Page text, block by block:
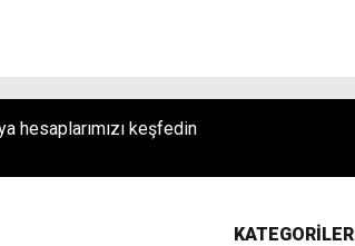
hesaplarımızı keşfedin
KATEGORİLER